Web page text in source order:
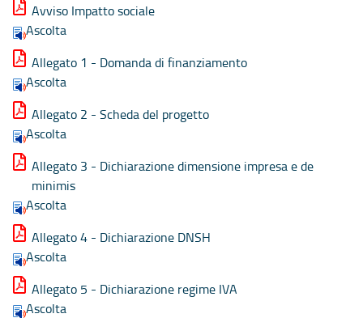
Avviso Impatto sociale
Ascolta
Allegato 1 - Domanda di finanziamento
Ascolta
Allegato 2 - Scheda del progetto
Ascolta
Allegato 3 - Dichiarazione dimensione impresa e de
minimis
Ascolta
Allegato 4 - Dichiarazione DNSH
Ascolta
Allegato 5 - Dichiarazione regime IVA
Ascolta